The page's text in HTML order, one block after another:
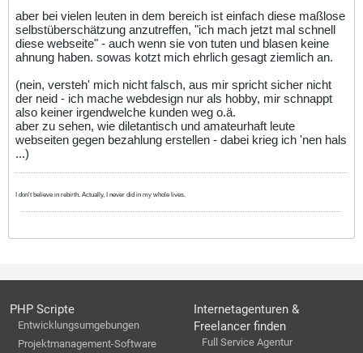
aber bei vielen leuten in dem bereich ist einfach diese maßlose
selbstüberschätzung anzutreffen, "ich mach jetzt mal schnell
diese webseite" - auch wenn sie von tuten und blasen keine
ahnung haben. sowas kotzt mich ehrlich gesagt ziemlich an.
(nein, versteh' mich nicht falsch, aus mir spricht sicher nicht
der neid - ich mache webdesign nur als hobby, mir schnappt
also keiner irgendwelche kunden weg o.ä.
aber zu sehen, wie diletantisch und amateurhaft leute
webseiten gegen bezahlung erstellen - dabei krieg ich 'nen hals
...)
I don't believe in rebirth. Actually, I never did in my whole lives.
PHP Scripte
Entwicklungsumgebungen
Projektmanagement-Software
Internetagenturen &
Freelancer finden
Full Service Agentur